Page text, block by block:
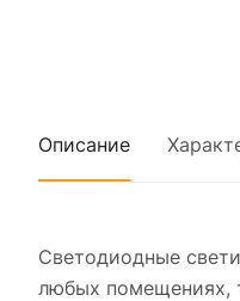
Описание
Светодиодные
любых помещениях,